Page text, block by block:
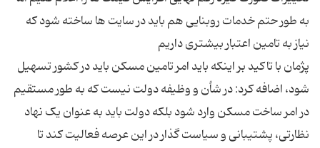
به طور حتم خدمات روبنایی هم باید در سایت ها ساخته شود که
پژمان با تاکید بر اینکه باید امر تامین مسکن باید در کشور تسهیل
شود، اضافه کرد: در شأن و وظیفه دولت نیست که به طور مستقیم
در امر ساخت مسکن وارد شود بلکه دولت باید به عنوان یک نهاد
نظارتی، پشتیبانی و سیاست گذار در این عرصه فعالیت کند تا